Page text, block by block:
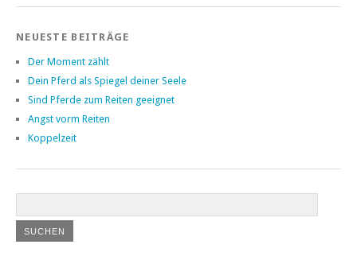
NEUESTE BEITRÄGE
Der Moment zählt
Dein Pferd als Spiegel deiner Seele
Sind Pferde zum Reiten geeignet
Angst vorm Reiten
Koppelzeit